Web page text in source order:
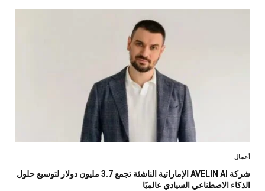
أعمال
شركة AVELIN AI الإماراتية الناشئة تجمع 3.7 مليون دولار لتوسيع حلول
الذكاء الاصطناعي السيادي عالميًا